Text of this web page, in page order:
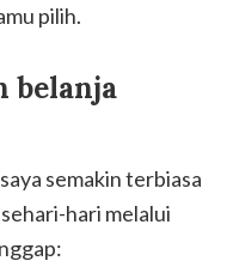
pilih.
belanja
semakin terbiasa
hari melalui